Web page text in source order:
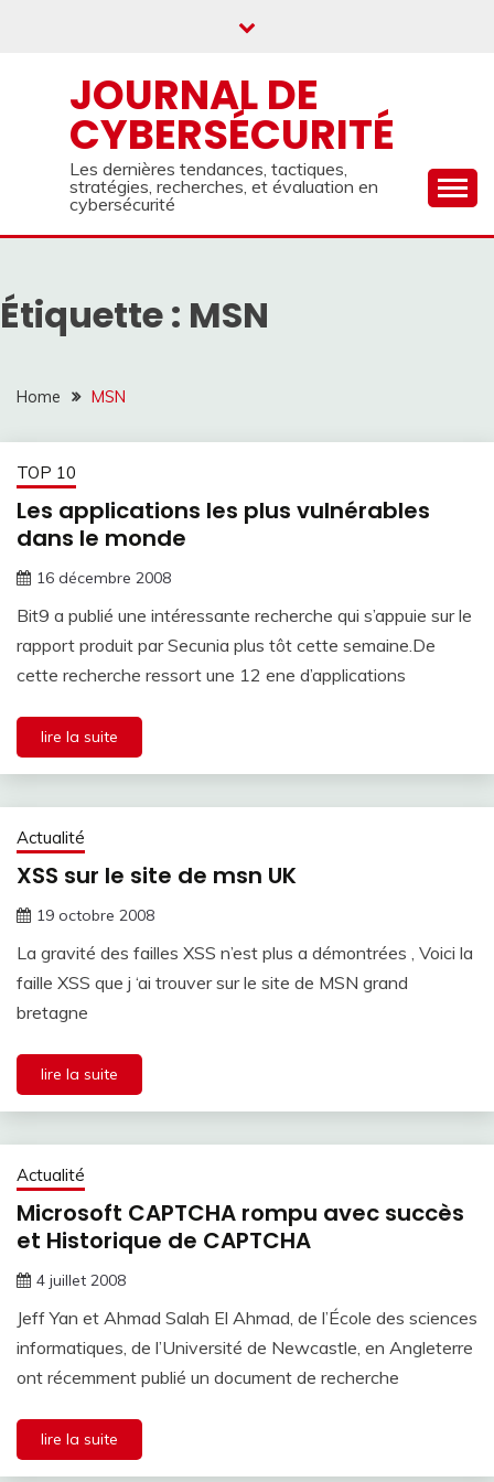
JOURNAL DE
CYBERSÉCURITÉ
Les dernières tendances, tactiques,
stratégies, recherches, et évaluation en
cybersécurité
Étiquette : MSN
Home MSN
TOP 10
Les applications les plus vulnérables
dans le monde
16 décembre 2008
Bit9 a publié une intéressante recherche qui s’appuie sur le
rapport produit par Secunia plus tôt cette semaine.De
cette recherche ressort une 12 ene d’applications
lire la suite
Actualité
XSS sur le site de msn UK
19 octobre 2008
La gravité des failles XSS n’est plus a démontrées , Voici la
faille XSS que j ‘ai trouver sur le site de MSN grand
bretagne
lire la suite
Actualité
Microsoft CAPTCHA rompu avec succès
et Historique de CAPTCHA
4 juillet 2008
Jeff Yan et Ahmad Salah El Ahmad, de l’École des sciences
informatiques, de l’Université de Newcastle, en Angleterre
ont récemment publié un document de recherche
lire la suite